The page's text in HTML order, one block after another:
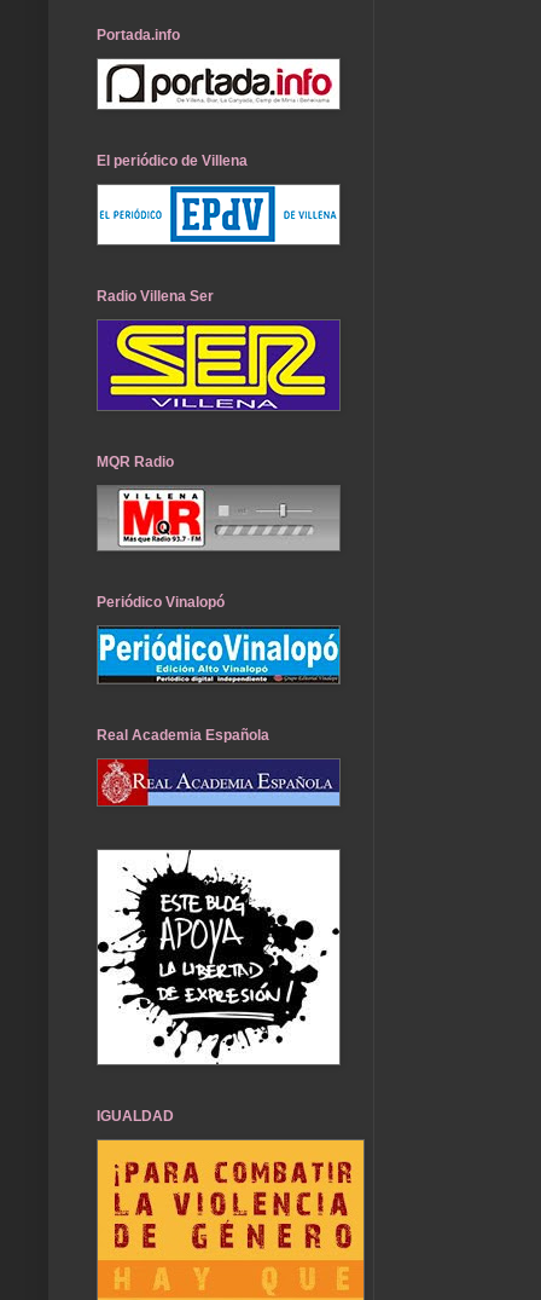
Portada.info
El periódico de Villena
Radio Villena Ser
MQR Radio
Periódico Vinalopó
Real Academia Española
IGUALDAD